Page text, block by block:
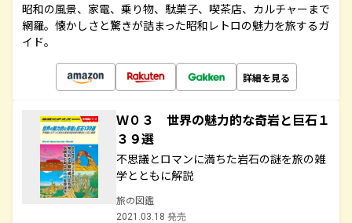
昭和の風景、家電、乗り物、駄菓子、喫茶店、カルチャーまで
網羅。懐かしさと驚きが詰まった昭和レトロの魅力を旅するガ
イド。
詳細を見る
Ｗ０３ 世界の魅力的な奇岩と巨石１
３９選
不思議とロマンに満ちた岩石の謎を旅の雑
学とともに解説
旅の図鑑
2021.03.18 発売